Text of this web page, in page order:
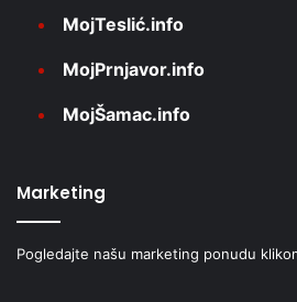
MojTeslić.info
MojPrnjavor.info
MojŠamac.info
Marketing
Pogledajte našu marketing ponudu